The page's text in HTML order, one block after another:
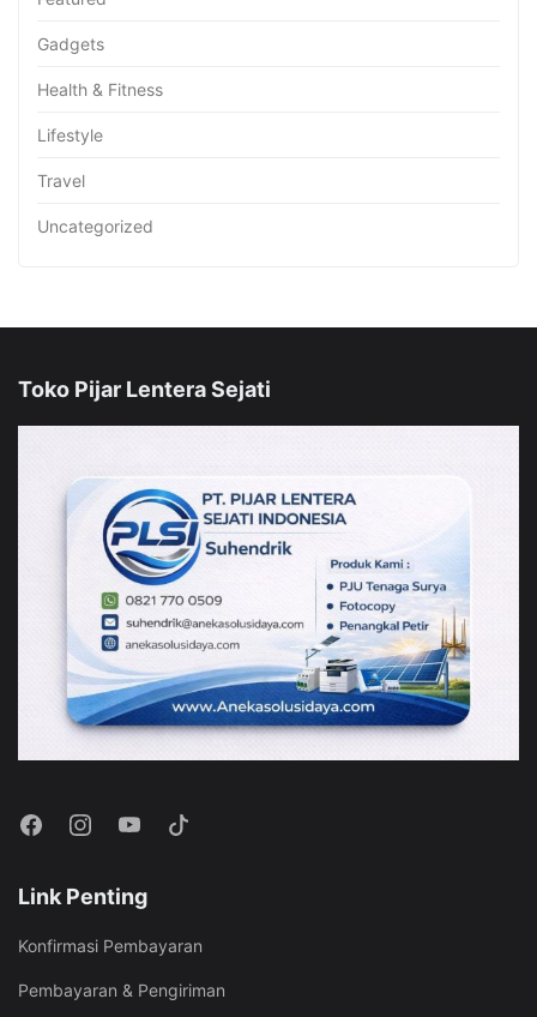
Gadgets
Health & Fitness
Lifestyle
Travel
Uncategorized
Toko Pijar Lentera Sejati
Link Penting
Konfirmasi Pembayaran
Pembayaran & Pengiriman